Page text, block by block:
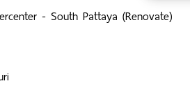
- South Pattaya (Renovate)